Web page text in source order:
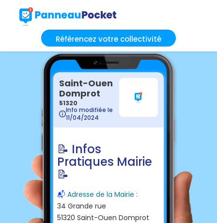
Référencez votre collectivité
Saint-Ouen
Domprot
51320
Info modifiée le
11/04/2024
📝 Infos
Pratiques Mairie
📝
📬 Adresse de la Mairie :
34 Grande rue
51320 Saint-Ouen Domprot